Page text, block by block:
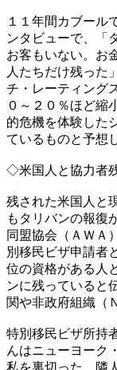
１１年間カブール
ンタビューで、「
お客もいない。お
人たちだけ残った
チ・レーティング
０～２０％ほど縮
的危機を体験した
ているものと予想
◇米国人と協力者
残された米国人と
もタリバンの報復
同盟協会（ＡＷＡ
別移民ビザ申請者
位の資格がある人
ンに残っていると
関や非政府組織（
特別移民ビザ所持
んはニューヨーク
私を裏切った。隣